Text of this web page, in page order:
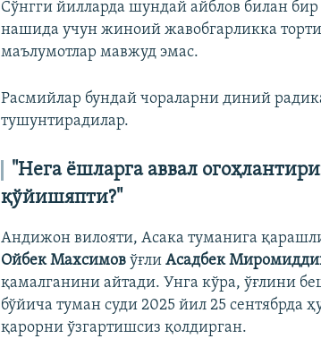
Сўнгги йилларда шундай айблов билан бир
нашида учун жиноий жавобгарликка
маълумотлар мавжуд эмас.
Расмийлар бундай чораларни диний
тушунтирадилар.
"Нега ёшларга аввал
қўйишяпти?"
Андижон вилояти, Асака туманига
Ойбек Махсимов ўғлиАсадбек
қамалганини айтади. Унга кўра, ўғлини
бўйича туман суди 2025 йил 25 сентябрда
қарорни ўзгартишсиз қолдирган.